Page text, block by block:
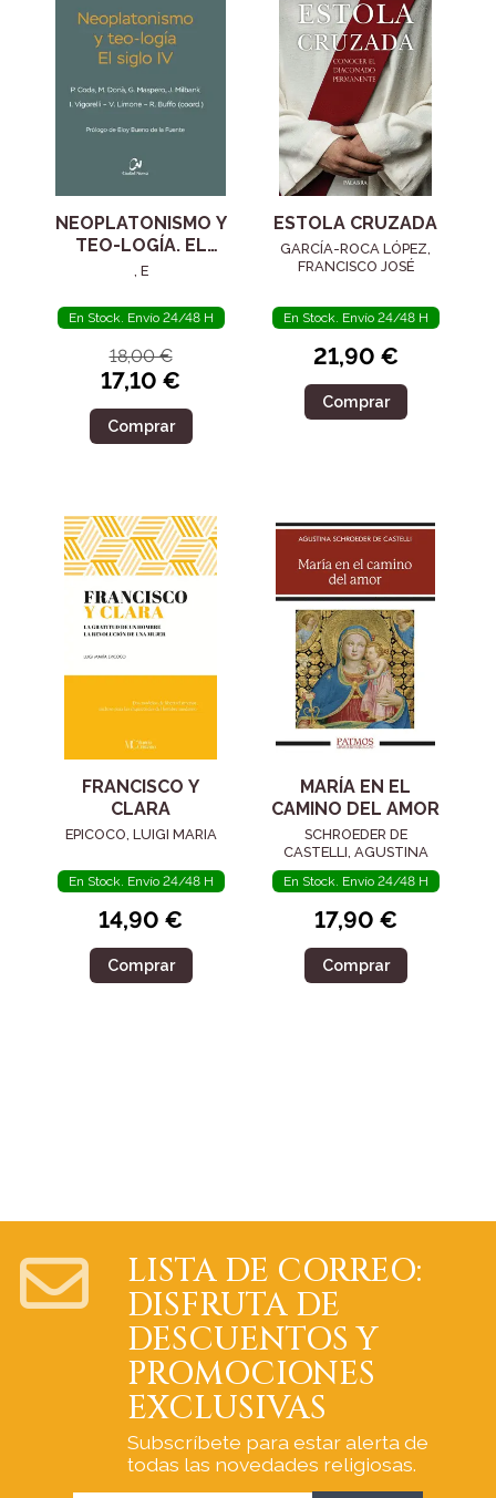
NEOPLATONISMO Y
TEO-LOGÍA. EL
SIGLO IV
, E
En Stock. Envío 24/48 H
18,00 €
17,10 €
Comprar
ESTOLA CRUZADA
GARCÍA-ROCA LÓPEZ,
FRANCISCO JOSÉ
En Stock. Envío 24/48 H
21,90 €
Comprar
FRANCISCO Y
CLARA
EPICOCO, LUIGI MARIA
En Stock. Envío 24/48 H
14,90 €
Comprar
MARÍA EN EL
CAMINO DEL AMOR
SCHROEDER DE
CASTELLI, AGUSTINA
En Stock. Envío 24/48 H
17,90 €
Comprar
LISTA DE CORREO:
DISFRUTA DE
DESCUENTOS Y
PROMOCIONES
EXCLUSIVAS
Subscríbete para estar alerta de
todas las novedades religiosas.